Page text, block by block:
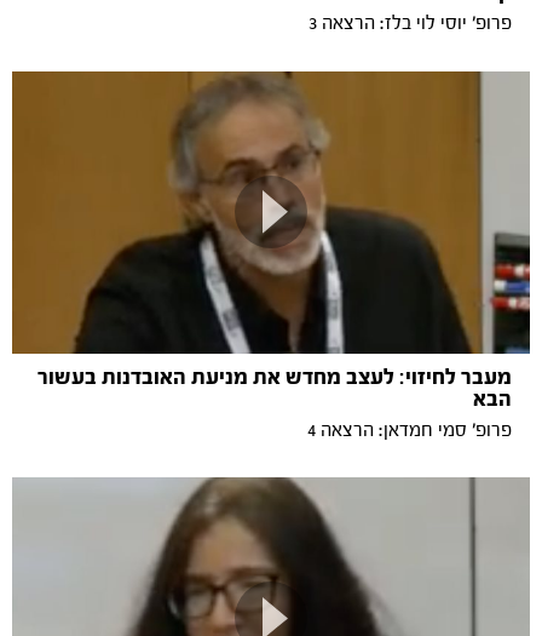
פרופ׳ יוסי לוי בלז: הרצאה 3
מעבר לחיזוי: לעצב מחדש את מניעת האובדנות בעשור
הבא
פרופ׳ סמי חמדאן: הרצאה 4